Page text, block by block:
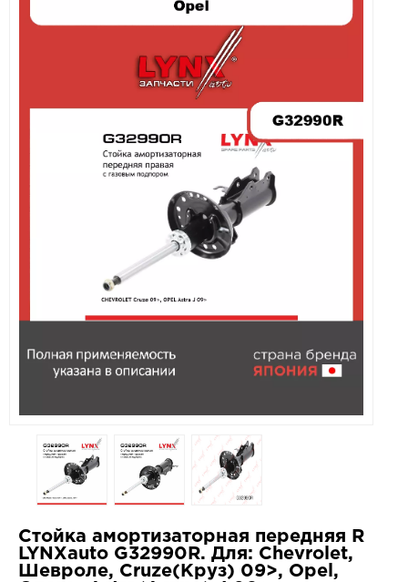
Стойка амортизаторная передняя R
LYNXauto G32990R. Для: Chevrolet,
Шевроле, Cruze(Круз) 09>, Opel,